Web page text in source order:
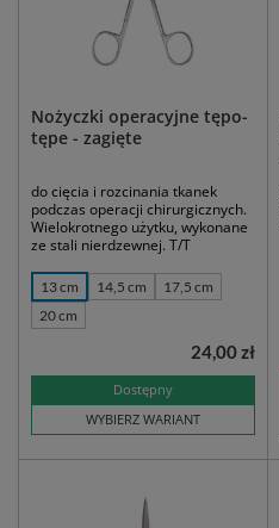
Nożyczki operacyjne tępo-
tępe - zagięte
do cięcia i rozcinania tkanek
podczas operacji chirurgicznych.
Wielokrotnego użytku, wykonane
ze stali nierdzewnej. T/T
13 cm 14,5 cm
17,5 cm
20 cm
Dostępny
WYBIERZ WARIANT
24,00 zł